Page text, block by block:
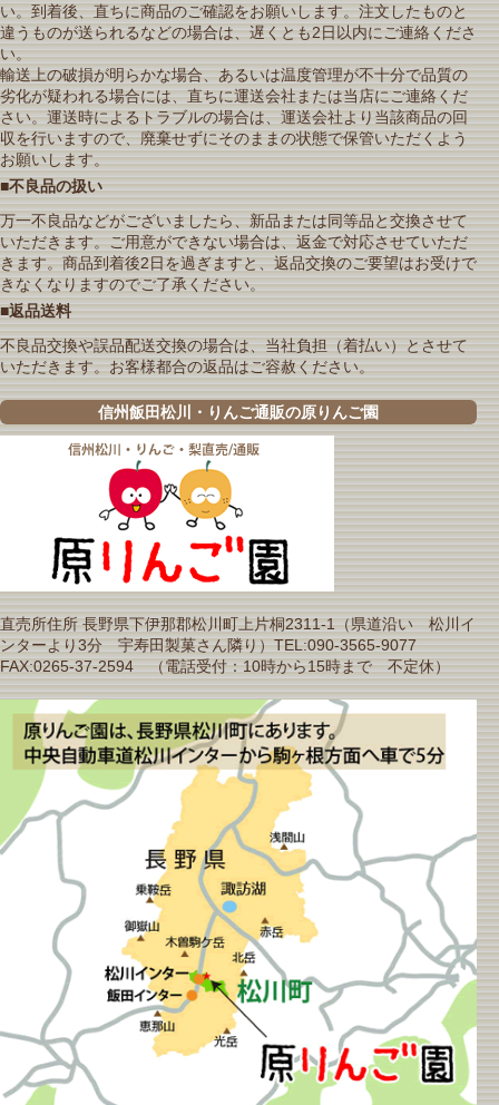
い。到着後、直ちに商品のご確認をお願いします。注文したものと
違うものが送られるなどの場合は、遅くとも2日以内にご連絡くださ
い。
輸送上の破損が明らかな場合、あるいは温度管理が不十分で品質の
劣化が疑われる場合には、直ちに運送会社または当店にご連絡くだ
さい。運送時によるトラブルの場合は、運送会社より当該商品の回
収を行いますので、廃棄せずにそのままの状態で保管いただくよう
お願いします。
■不良品の扱い
万一不良品などがございましたら、新品または同等品と交換させて
いただきます。ご用意ができない場合は、返金で対応させていただ
きます。商品到着後2日を過ぎますと、返品交換のご要望はお受けで
きなくなりますのでご了承ください。
■返品送料
不良品交換や誤品配送交換の場合は、当社負担（着払い）とさせて
いただきます。お客様都合の返品はご容赦ください。
信州飯田松川・りんご通販の原りんご園
直売所住所 長野県下伊那郡松川町上片桐2311-1（県道沿い 松川イ
ンターより3分 宇寿田製菓さん隣り）TEL:090-3565-9077
FAX:0265-37-2594 （電話受付：10時から15時まで 不定休）